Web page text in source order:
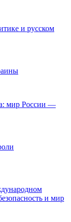
и русском
мир России —
и мир